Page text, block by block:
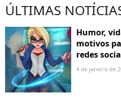
ÚLTIMAS
Humor,
motivos
redes
4 de janeiro de